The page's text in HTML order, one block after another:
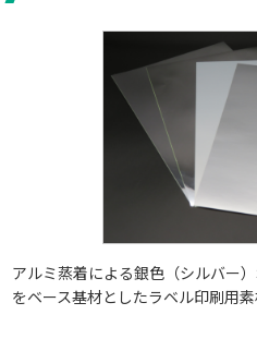
アルミ蒸着による銀色（シルバー
をベース基材としたラベル印刷用素